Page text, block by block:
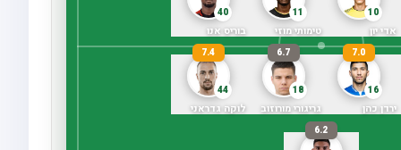
10
אדי יון
11
טימותי מוזי
40
בוריס אנו
16
7.0
ירדן כהן
18
6.7
גריגורי מורוזוב
44
7.4
לוקה גדראני
6.2